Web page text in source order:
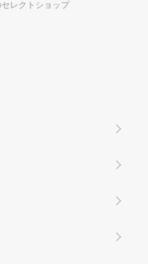
レクトショップ